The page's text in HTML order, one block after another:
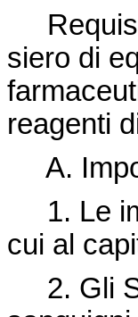
siero di
reagenti
A.
1. Le
cui al
2. Gli